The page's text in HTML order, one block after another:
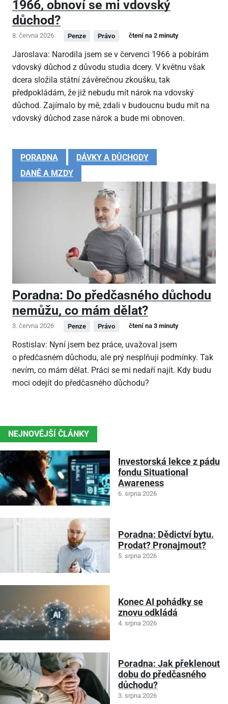
1966, obnoví se mi vdovský
důchod?
8. června 2026 Penze Právo čtení na 2 minuty
Jaroslava: Narodila jsem se v červenci 1966 a pobírám
vdovský důchod z důvodu studia dcery. V květnu však
dcera složila státní závěrečnou zkoušku, tak
předpokládám, že již nebudu mít nárok na vdovský
důchod. Zajímalo by mě, zdali v budoucnu budu mít na
vdovský důchod zase nárok a bude mi obnoven.
PORADNA
DÁVKY A DŮCHODY
DANĚ A MZDY
Poradna: Do předčasného důchodu
nemůžu, co mám dělat?
3. června 2026 Penze Právo čtení na 3 minuty
Rostislav: Nyní jsem bez práce, uvažoval jsem
o předčasném důchodu, ale prý nesplňuji podmínky. Tak
nevím, co mám dělat. Práci se mi nedaří najít. Kdy budu
moci odejít do předčasného důchodu?
NEJNOVĚJŠÍ ČLÁNKY
Investorská lekce z pádu
fondu Situational
Awareness
6. srpna 2026
Poradna: Dědictví bytu.
Prodat? Pronajmout?
5. srpna 2026
Konec AI pohádky se
znovu odkládá
4. srpna 2026
Poradna: Jak překlenout
dobu do předčasného
důchodu?
3. srpna 2026